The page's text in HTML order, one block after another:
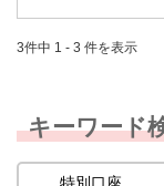
3件中 1 - 3 件を表示
キーワード